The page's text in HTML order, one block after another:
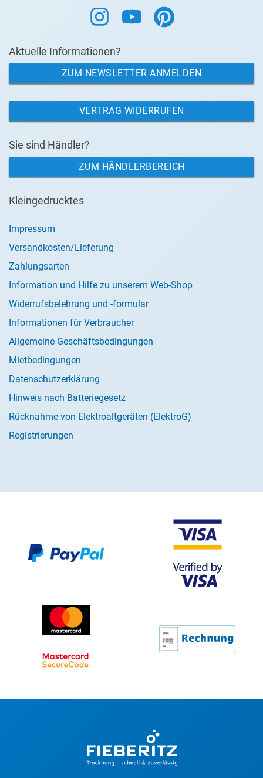
Aktuelle Informationen?
ZUM NEWSLETTER ANMELDEN
VERTRAG WIDERRUFEN
Sie sind Händler?
ZUM HÄNDLERBEREICH
Kleingedrucktes
Impressum
Versandkosten/Lieferung
Zahlungsarten
Information und Hilfe zu unserem Web-Shop
Widerrufsbelehrung und -formular
Informationen für Verbraucher
Allgemeine Geschäftsbedingungen
Mietbedingungen
Datenschutzerklärung
Hinweis nach Batteriegesetz
Rücknahme von Elektroaltgeräten (ElektroG)
Registrierungen